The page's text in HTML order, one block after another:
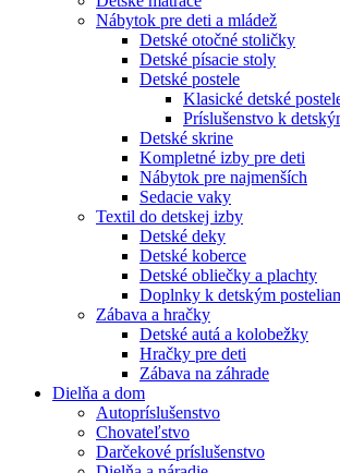
Nábytok pre deti a mládež
Detské otočné stoličky
Detské písacie stoly
Detské postele
Klasické detské
Príslušenstvo k
Detské skrine
Kompletné izby pre deti
Nábytok pre najmenších
Sedacie vaky
Textil do detskej izby
Detské deky
Detské koberce
Detské obliečky a plachty
Doplnky k detským
Zábava a hračky
Detské autá a kolobežky
Hračky pre deti
Zábava na záhrade
Dielňa a dom
Autopríslušenstvo
Chovateľstvo
Darčekové príslušenstvo